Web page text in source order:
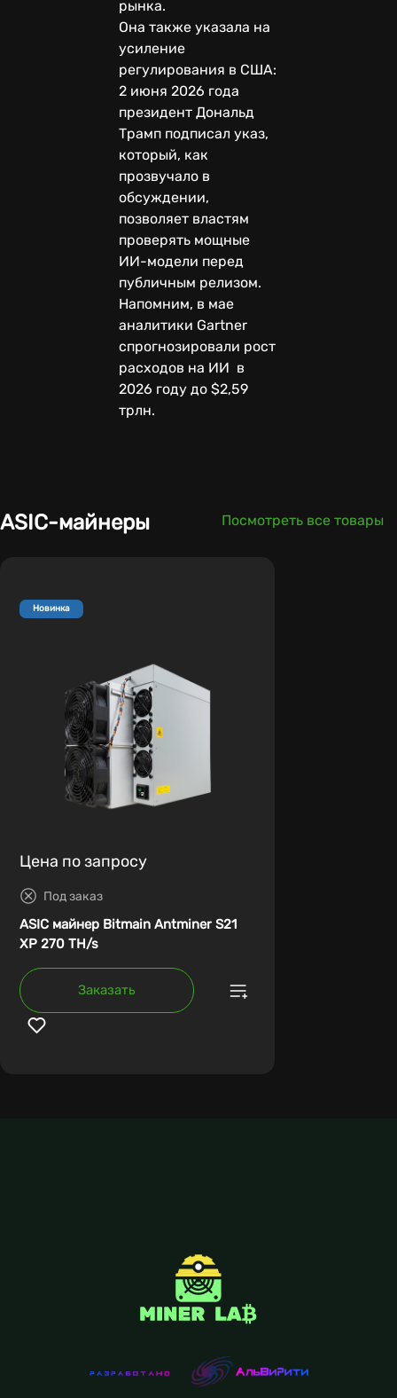
рынка.
Она также указала на
усиление
регулирования в США:
2 июня 2026 года
президент Дональд
Трамп подписал указ,
который, как
прозвучало в
обсуждении,
позволяет властям
проверять мощные
ИИ-модели перед
публичным релизом.
Напомним, в мае
аналитики Gartner
спрогнозировали рост
расходов на ИИ в
2026 году до $2,59
трлн.
ASIC-майнеры Посмотреть все товары
Новинка
Цена по запросу
Под заказ
ASIC майнер Bitmain Antminer S21
XP 270 TH/s
Заказать